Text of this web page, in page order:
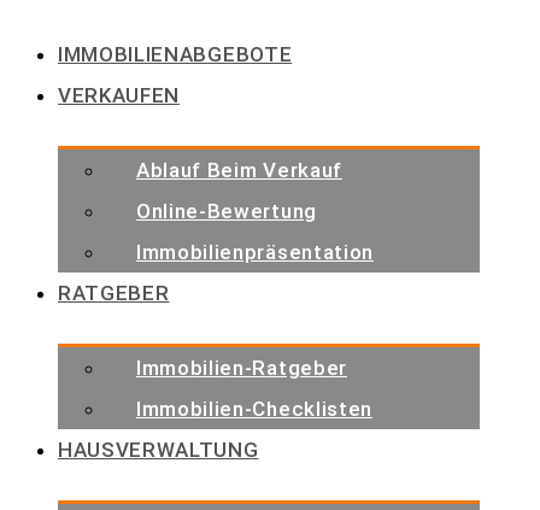
IMMOBILIENABGEBOTE
VERKAUFEN
Ablauf Beim Verkauf
Online-Bewertung
Immobilienpräsentation
RATGEBER
Immobilien-Ratgeber
Immobilien-Checklisten
HAUSVERWALTUNG